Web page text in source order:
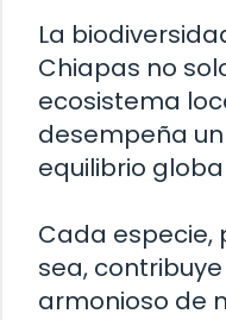
La
Chiapas no
ecosistema
desempeña
equilibrio
Cada especie,
sea,
armonioso de